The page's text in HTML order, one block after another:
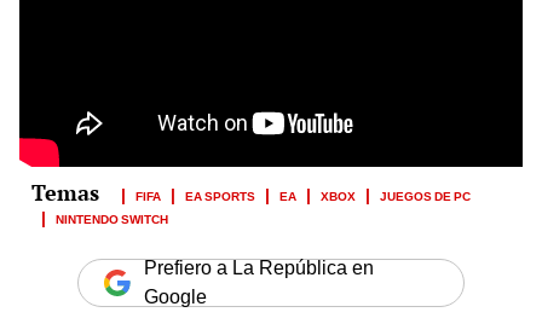
FIFA EA SPORTS EA XBOX
JUEGOS DE PC
NINTENDO SWITCH
Prefiero a La República en
Google